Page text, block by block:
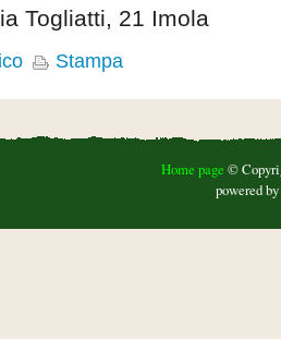
Togliatti, 21 Imola
Stampa
Home page ©
powered by